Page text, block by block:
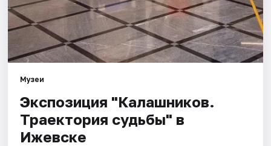
Музеи
Экспозиция "Калашников.
Траектория судьбы" в
Ижевске